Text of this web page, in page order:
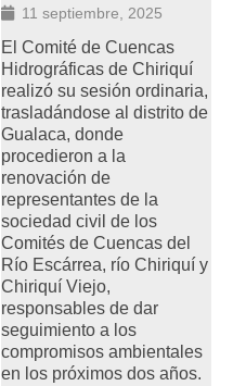
11 septiembre, 2025
El Comité de Cuencas
Hidrográficas de Chiriquí
realizó su sesión ordinaria,
trasladándose al distrito de
Gualaca, donde
procedieron a la
renovación de
representantes de la
sociedad civil de los
Comités de Cuencas del
Río Escárrea, río Chiriquí y
Chiriquí Viejo,
responsables de dar
seguimiento a los
compromisos ambientales
en los próximos dos años.